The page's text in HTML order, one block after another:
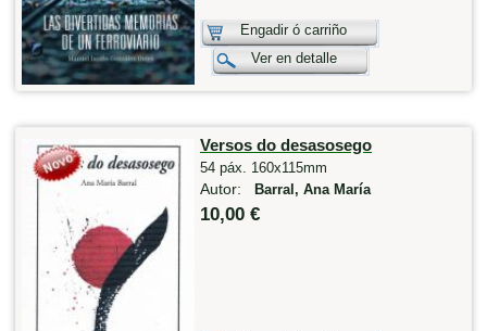
Engadir ó carriño
Ver en detalle
Versos do desasosego
54 páx. 160x115mm
Autor: Barral, Ana María
10,00 €